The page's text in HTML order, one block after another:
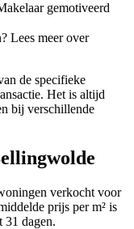
gemotiveerd
Lees meer over
de specifieke
Het is altijd
bij verschillende
verkocht voor
prijs per m² is
31 dagen.